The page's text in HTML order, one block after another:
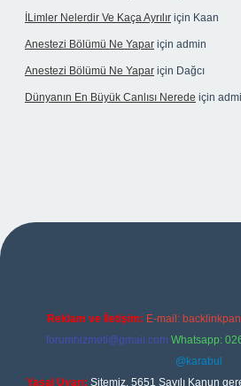
İLimler Nelerdir Ve Kaça Ayrılır için Kaan
Anestezi Bölümü Ne Yapar için admin
Anestezi Bölümü Ne Yapar için Dağcı
Dünyanın En Büyük Canlısı Nerede için
Reklam ve İletişim: E-mail:
forumhizmeti@gmail.com Whatsapp:
@karabul
Yasal Uyarı: Sitemiz, 5651 Sayılı Kanun